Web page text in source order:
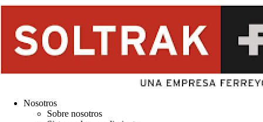
Nosotros
Sobre nosotros